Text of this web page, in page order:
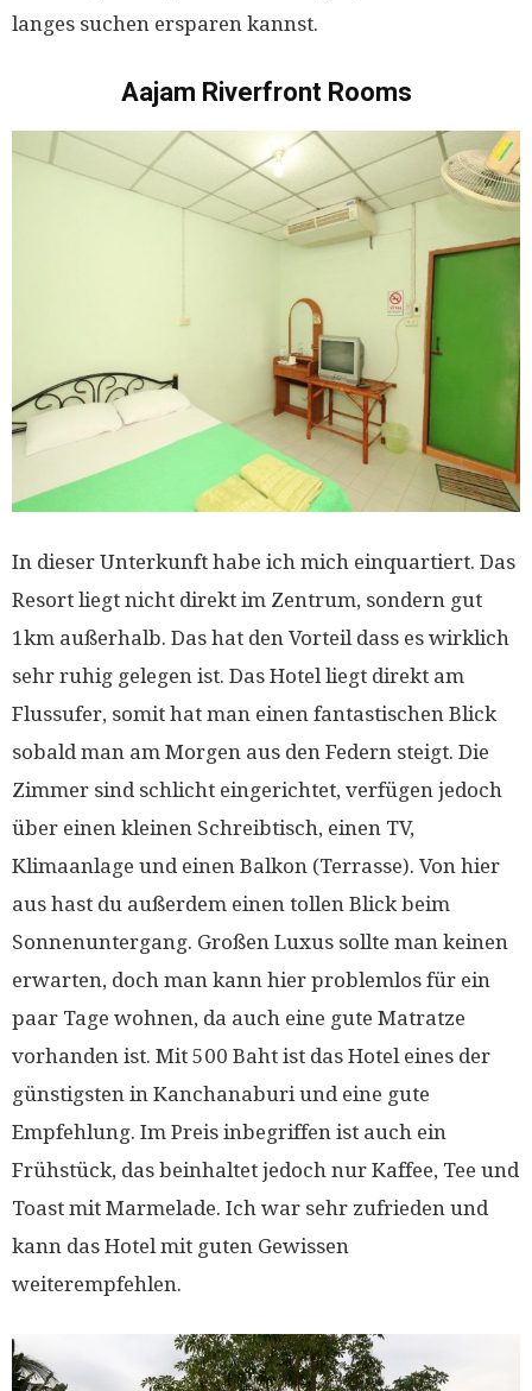
langes suchen ersparen kannst.
Aajam Riverfront Rooms
In dieser Unterkunft habe ich mich einquartiert. Das
Resort liegt nicht direkt im Zentrum, sondern gut
1km außerhalb. Das hat den Vorteil dass es wirklich
sehr ruhig gelegen ist. Das Hotel liegt direkt am
Flussufer, somit hat man einen fantastischen Blick
sobald man am Morgen aus den Federn steigt. Die
Zimmer sind schlicht eingerichtet, verfügen jedoch
über einen kleinen Schreibtisch, einen TV,
Klimaanlage und einen Balkon (Terrasse). Von hier
aus hast du außerdem einen tollen Blick beim
Sonnenuntergang. Großen Luxus sollte man keinen
erwarten, doch man kann hier problemlos für ein
paar Tage wohnen, da auch eine gute Matratze
vorhanden ist. Mit 500 Baht ist das Hotel eines der
günstigsten in Kanchanaburi und eine gute
Empfehlung. Im Preis inbegriffen ist auch ein
Frühstück, das beinhaltet jedoch nur Kaffee, Tee und
Toast mit Marmelade. Ich war sehr zufrieden und
kann das Hotel mit guten Gewissen
weiterempfehlen.